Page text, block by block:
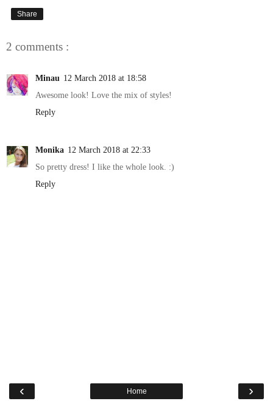
Share
2 comments :
Minau 12 March 2018 at 18:58
Awesome look! Love the mix of styles!
Reply
Monika 12 March 2018 at 22:33
So pretty dress! I like the whole look. :)
Reply
‹ ›
Home